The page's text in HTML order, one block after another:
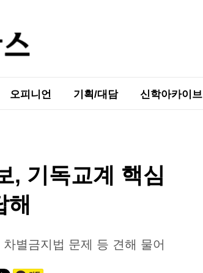
오피니언 기획/대담 신학아카이브
, 기독교계 핵심
해
별금지법 문제 등 견해 물어